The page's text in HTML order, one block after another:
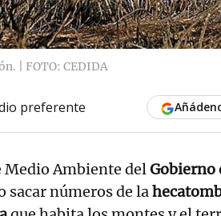
| FOTO: CEDIDA
preferente
Medio Ambiente delGobierno
sacar números de la